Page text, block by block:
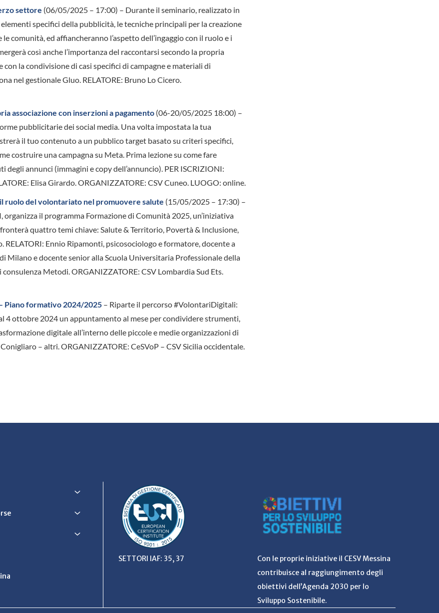
settore (06/05/2025 – 17:00) – Durante il seminario, realizzato in
specifici della pubblicità, le tecniche principali per la creazione
comunità, ed affiancheranno l’aspetto dell’ingaggio con il ruolo e i
così anche l’importanza del raccontarsi secondo la propria
la condivisione di casi specifici di campagne e materiali di
nel gestionale Gluo. RELATORE: Bruno Lo Cicero.
associazione con inserzioni a pagamento (06-20/05/2025 18:00) –
pubblicitarie dei social media. Una volta impostata la tua
il tuo contenuto a un pubblico target basato su criteri specifici,
costruire una campagna su Meta. Prima lezione su come fare
degli annunci (immagini e copy dell’annuncio). PER ISCRIZIONI:
Elisa Girardo. ORGANIZZATORE: CSV Cuneo. LUOGO: online.
ruolo del volontariato nel promuovere salute (15/05/2025 – 17:30) –
organizza il programma Formazione di Comunità 2025, un’iniziativa
quattro temi chiave: Salute & Territorio, Povertà & Inclusione,
Ennio Ripamonti, psicosociologo e formatore, docente a
Milano e docente senior alla Scuola Universitaria Professionale della
Metodi. ORGANIZZATORE: CSV Lombardia Sud Ets.
Piano formativo 2024/2025 – Riparte il percorso #VolontariDigitali:
4 ottobre 2024 un appuntamento al mese per condividere strumenti,
digitale all’interno delle piccole e medie organizzazioni di
– altri. ORGANIZZATORE: CeSVoP – CSV Sicilia occidentale.
SETTORI IAF: 35, 37
Con le proprie iniziative il CESV Messina
contribuisce al raggiungimento degli
obiettivi dell’Agenda 2030 per lo
Sviluppo Sostenibile.